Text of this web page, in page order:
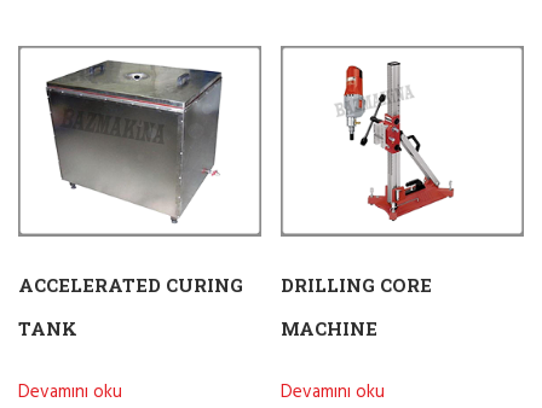
ACCELERATED CURING
TANK
Devamını oku
DRILLING CORE
MACHINE
Devamını oku